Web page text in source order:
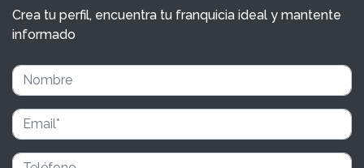
Crea tu perfil, encuentra tu franquicia ideal y mantente
informado